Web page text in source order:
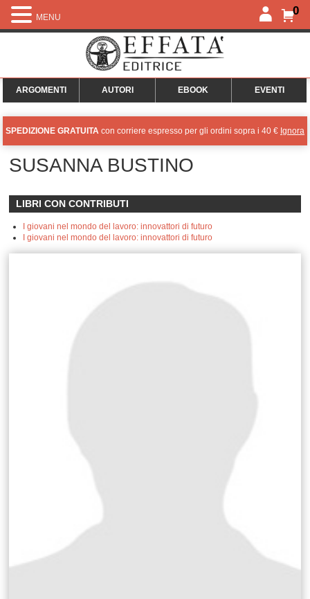
0
ARGOMENTI AUTORI EBOOK EVENTI
SPEDIZIONE GRATUITA con corriere espresso per gli ordini sopra i 40 € Ignora
SUSANNA BUSTINO
LIBRI CON CONTRIBUTI
I giovani nel mondo del lavoro: innovattori di futuro
I giovani nel mondo del lavoro: innovattori di futuro
MENU